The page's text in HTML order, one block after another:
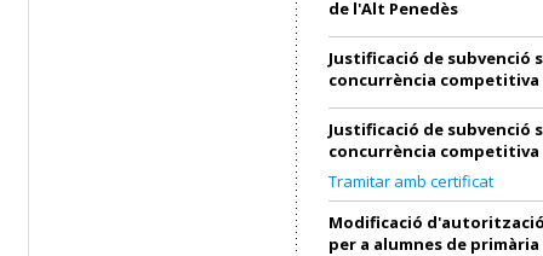
de l'Alt Penedès
Justificació de subvenció
concurrència competitiva
Justificació de subvenció
concurrència competitiva
Tramitar amb certificat
Modificació
per a alumnes de primària